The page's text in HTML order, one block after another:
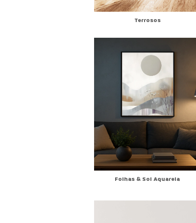
Terrosos
Folhas & Sol Aquarela